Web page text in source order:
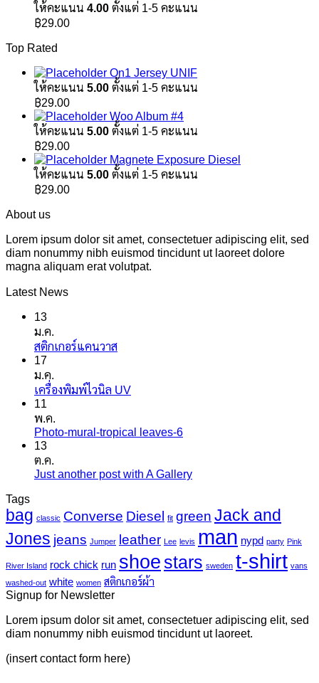
ให้คะแนน 4.00 ตั้งแต่ 1-5 คะแนน
฿29.00
Top Rated
On1 Jersey UNIF
ให้คะแนน 5.00 ตั้งแต่ 1-5 คะแนน
฿29.00
Woo Album #4
ให้คะแนน 5.00 ตั้งแต่ 1-5 คะแนน
฿29.00
Magnete Exposure Diesel
ให้คะแนน 5.00 ตั้งแต่ 1-5 คะแนน
฿29.00
About us
Lorem ipsum dolor sit amet, consectetuer adipiscing elit, sed
diam nonummy nibh euismod tincidunt ut laoreet dolore
magna aliquam erat volutpat.
Latest News
13
ม.ค.
สติกเกอร์แคนวาสไม่มี
บน
เกอร์
17
ม.ค.
เครื่องพิมพ์ไวนิล UVไม่มี
บน
นิล
11
พ.ค.
Photo-mural-tropical leaves-6ไม่มี
บน
tropical
leaves-
6
13
ต.ค.
Just another post with A Galleryไม่มี
บน
Just
another
post
with
Tags
bag classic Converse Diesel fit green Jack and
Jones jeans Jumper leather Lee levis man nypd party Pink
River Island rock chick run shoe stars sweden t-shirt vans
washed-out white women สติกเกอร์ผ้า
Signup for Newsletter
Lorem ipsum dolor sit amet, consectetuer adipiscing elit, sed
diam nonummy nibh euismod tincidunt ut laoreet.
(insert contact form here)